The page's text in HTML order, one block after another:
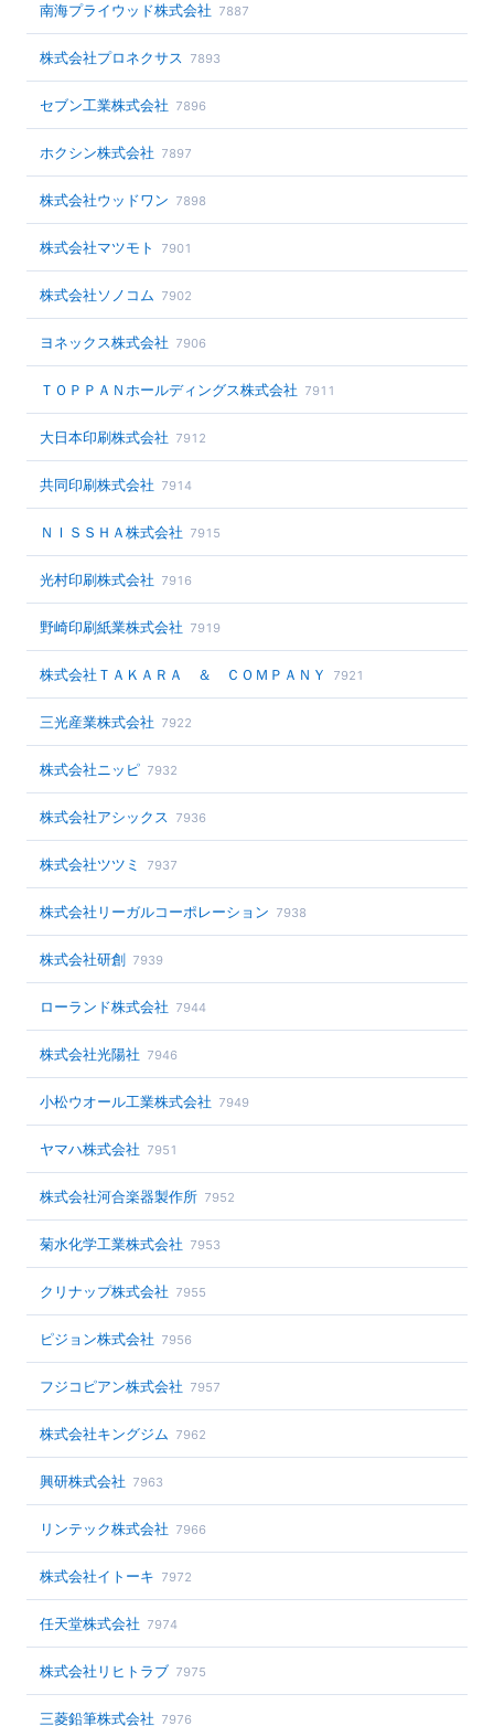
南海プライウッド株式会社 7887
株式会社プロネクサス 7893
セブン工業株式会社 7896
ホクシン株式会社 7897
株式会社ウッドワン 7898
株式会社マツモト 7901
株式会社ソノコム 7902
ヨネックス株式会社 7906
ＴＯＰＰＡＮホールディングス株式会社 7911
大日本印刷株式会社 7912
共同印刷株式会社 7914
ＮＩＳＳＨＡ株式会社 7915
光村印刷株式会社 7916
野崎印刷紙業株式会社 7919
株式会社ＴＡＫＡＲＡ ＆ ＣＯＭＰＡＮＹ 7921
三光産業株式会社 7922
株式会社ニッピ 7932
株式会社アシックス 7936
株式会社ツツミ 7937
株式会社リーガルコーポレーション 7938
株式会社研創 7939
ローランド株式会社 7944
株式会社光陽社 7946
小松ウオール工業株式会社 7949
ヤマハ株式会社 7951
株式会社河合楽器製作所 7952
菊水化学工業株式会社 7953
クリナップ株式会社 7955
ピジョン株式会社 7956
フジコピアン株式会社 7957
株式会社キングジム 7962
興研株式会社 7963
リンテック株式会社 7966
株式会社イトーキ 7972
任天堂株式会社 7974
株式会社リヒトラブ 7975
三菱鉛筆株式会社 7976